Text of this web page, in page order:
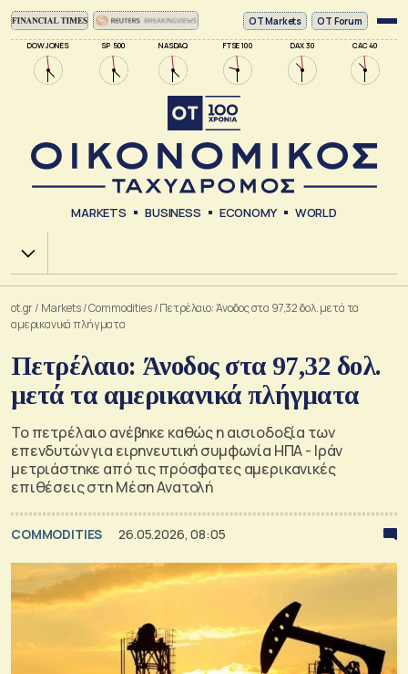
DOW JONES SP 500 NASDAQ FTSE 100 DAX 30 CAC 40
ΟΤ Markets OT Forum
MARKETS BUSINESS ECONOMY WORLD
Χ.Α.
ot.gr/ Markets/Commodities/Πετρέλαιο: Άνοδος στα 97,32 δολ. μετά τα
αμερικανικά πλήγματα
Πετρέλαιο: Άνοδος στα 97,32 δολ.
μετά τα αμερικανικά πλήγματα
Το πετρέλαιο ανέβηκε καθώς η αισιοδοξία των
επενδυτών για ειρηνευτική συμφωνία ΗΠΑ - Ιράν
μετριάστηκε από τις πρόσφατες αμερικανικές
επιθέσεις στη Μέση Ανατολή
COMMODITIES 26.05.2026, 08:05